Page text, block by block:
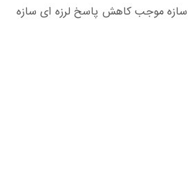
موجب كاهش پاسخ لرزه ای سازه